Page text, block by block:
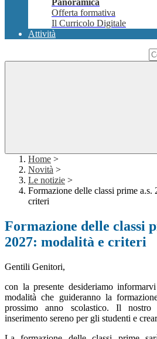
Panoramica
Offerta formativa
Il Curricolo Digitale
Attività
Home >
Novità >
Le notizie >
Formazione delle classi prime a.s.
criteri
Formazione delle classi
2027: modalità e criteri
Gentili Genitori,
con la presente desideriamo
modalità che guideranno la
prossimo anno scolastico. Il
inserimento sereno per gli studenti e